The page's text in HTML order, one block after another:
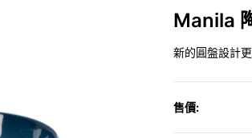
Manila
新的圓盤設計
售價: